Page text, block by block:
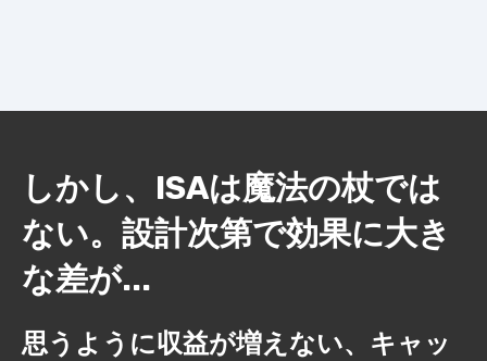
しかし、ISAは魔法の杖では
ない。設計次第で効果に大き
な差が...
思うように収益が増えない、キャッ